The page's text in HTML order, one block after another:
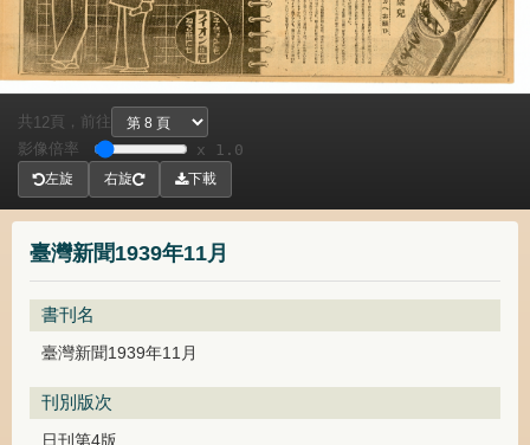
臺灣新聞1939年11月
書刊名
臺灣新聞1939年11月
刊別版次
日刊第4版
共 12頁， 前往
影像倍率
x 1.0
左旋 右旋 下載